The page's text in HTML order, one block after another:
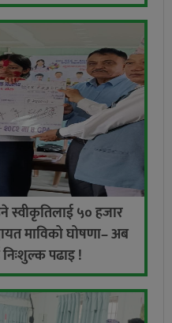
स्वीकृतिलाई ५० हजार
माविको घोषणा– अब
निःशुल्क पढाइ !